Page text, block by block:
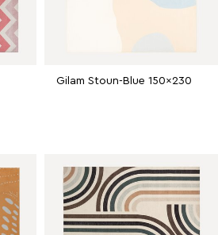
Gilam Stoun-Blue 150x230